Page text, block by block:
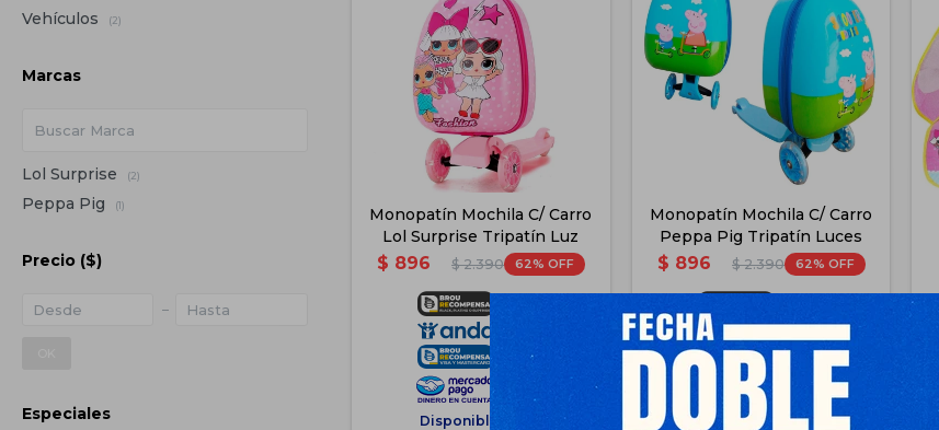
Monopatín Mochila C/ Carro
Lol Surprise Tripatín Luz
$ 896 $ 2.390 62
762
Disponible Envío
Monopatín Mochila C/ Carro
Peppa Pig Tripatín Luces
$ 896 $ 2.390 62
$ 672
$
762
Disponible Envío
Vehículos (2)
Marcas
Lol Surprise (2)
Peppa Pig (1)
Precio ($)
Especiales